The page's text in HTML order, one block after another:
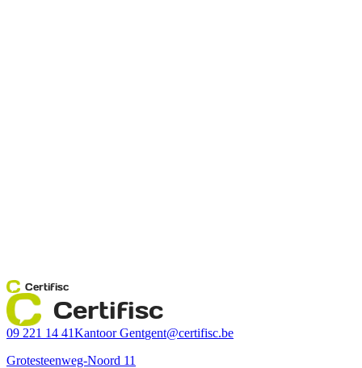
Certifisc
Certifisc
09 221 14 41Kantoor Gentgent@certifisc.be
Grotesteenweg-Noord 11